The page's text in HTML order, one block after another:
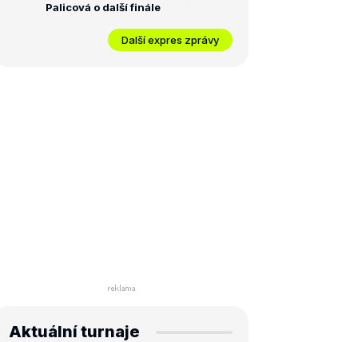
Palicová o další finále
Další expres zprávy
Aktuální turnaje